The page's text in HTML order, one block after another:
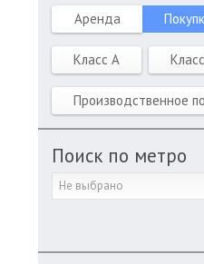
Аренда
Класс A
Производственное
Поиск по метро
Не выбрано